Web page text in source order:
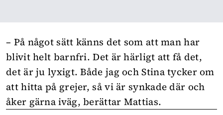
– På något sätt känns det som att man har
blivit helt barnfri. Det är härligt att få det,
det är ju lyxigt. Både jag och Stina tycker om
att hitta på grejer, så vi är synkade där och
åker gärna iväg, berättar Mattias.